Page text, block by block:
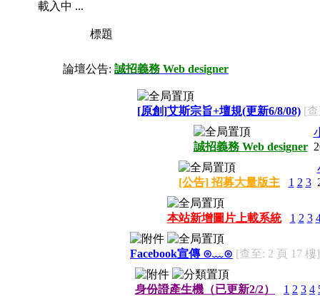
載入中 ...
標題
論壇公告: 誠招義務 Web designer
[原創]艾斯宗旨+壇規(更新6/8/08) [
誠招義務 Web designer
[公告] 招募大量版主 1 2 3
本站新增圖片上載系統 1 2 3
Facebook宣傳 ⊙﹏⊙ [查至: 2 頁 17 樓]
身份證產生機（已更新2/2） 1 2 3 4